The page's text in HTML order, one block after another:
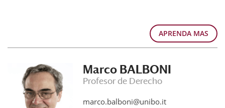
APRENDA MAS
Marco BALBONI
Profesor de Derecho
marco.balboni@unibo.it